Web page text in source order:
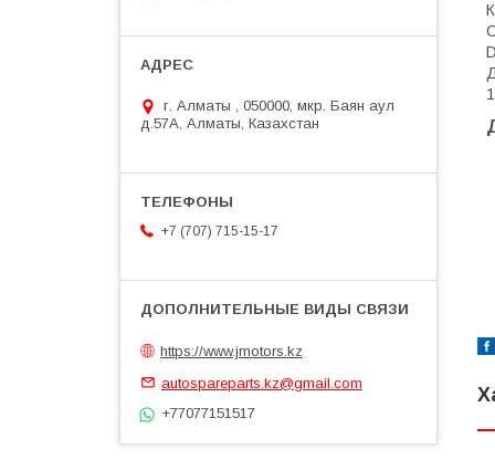
г. Алматы , 050000, мкр. Баян аул
д.57А, Алматы, Казахстан
+7 (707) 715-15-17
https://www.jmotors.kz
autospareparts.kz@gmail.com
+77077151517